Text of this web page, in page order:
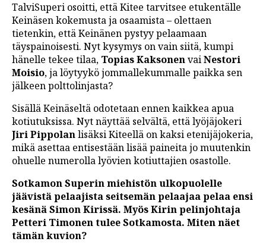
TalviSuperi osoitti, että Kitee tarvitsee etukentälle
Keinäsen kokemusta ja osaamista – olettaen
tietenkin, että Keinänen pystyy pelaamaan
täyspainoisesti. Nyt kysymys on vain siitä, kumpi
hänelle tekee tilaa, Topias KaksonenvaiNestori
Moisio, ja löytyykö jommallekummalle paikka sen
jälkeen polttolinjasta?
Sisällä Keinäseltä odotetaan ennen kaikkea apua
kotiutuksissa. Nyt näyttää selvältä, että lyöjäjokeri
Jiri Pippolanlisäksi Kiteellä on kaksi etenijäjokeria,
mikä asettaa entisestään lisää paineita jo muutenkin
ohuelle numerolla lyövien kotiuttajien osastolle.
Sotkamon Superin miehistön ulkopuolelle
jäävistä pelaajista seitsemän pelaajaa pelaa ensi
kesänä Simon Kirissä. Myös Kirin pelinjohtaja
Petteri Timonen tulee Sotkamosta. Miten näet
tämän kuvion?